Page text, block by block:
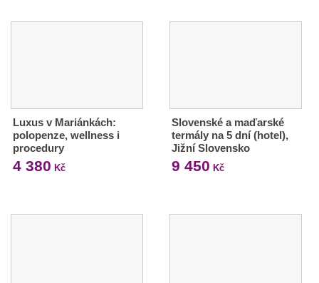
Luxus v Mariánkách:
polopenze, wellness i
procedury
4 380 Kč
Slovenské a maďarské
termály na 5 dní (hotel),
Jižní Slovensko
9 450 Kč